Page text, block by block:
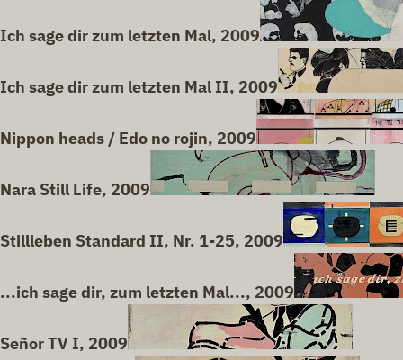
Ich sage dir zum letzten Mal, 2009
Ich sage dir zum letzten Mal II, 2009
Nippon heads / Edo no rojin, 2009
Nara Still Life, 2009
Stillleben Standard II, Nr. 1-25, 2009
...ich sage dir, zum letzten Mal..., 2009
Señor TV I, 2009